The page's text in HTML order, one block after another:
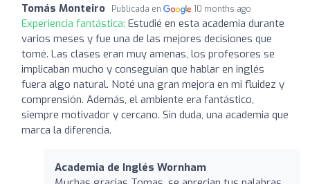
Tomás Monteiro Publicada en 10 months ago
Experiencia fantástica: Estudié en esta academia durante
varios meses y fue una de las mejores decisiones que
tomé. Las clases eran muy amenas, los profesores se
implicaban mucho y conseguían que hablar en inglés
fuera algo natural. Noté una gran mejora en mi fluidez y
comprensión. Además, el ambiente era fantástico,
siempre motivador y cercano. Sin duda, una academia que
marca la diferencia.
Academia de Inglés Wornham